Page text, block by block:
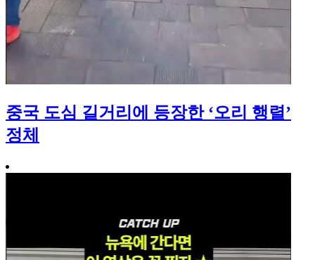
중국 도심 길거리에 등장한 ‘오리 행렬’
정체